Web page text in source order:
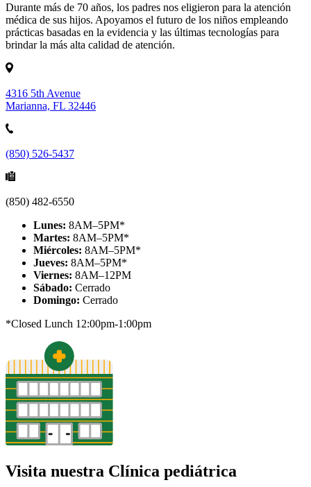
Durante más de 70 años, los padres nos eligieron para la atención
médica de sus hijos. Apoyamos el futuro de los niños empleando
prácticas basadas en la evidencia y las últimas tecnologías para
brindar la más alta calidad de atención.
4316 5th Avenue
Marianna, FL 32446
(850) 526-5437
(850) 482-6550
Lunes: 8AM–5PM*
Martes: 8AM–5PM*
Miércoles: 8AM–5PM*
Jueves: 8AM–5PM*
Viernes: 8AM–12PM
Sábado: Cerrado
Domingo: Cerrado
*Closed Lunch 12:00pm-1:00pm
Visita nuestra Clínica pediátrica